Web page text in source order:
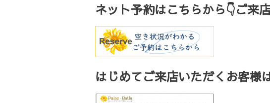
ネット予約はこちらから👇ご来
はじめてご来店いただくお客様